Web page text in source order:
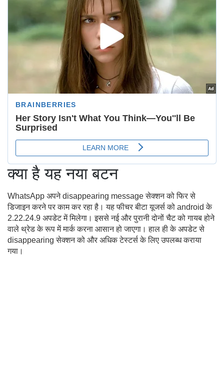
क्या है यह नया बटन
WhatsApp अपने disappearing message सेक्शन को फिर से
डिजाइन करने पर काम कर रहा है। यह फीचर बीटा यूजर्स को android के
2.22.24.9 अपडेट में मिलेगा। इससे नई और पुरानी दोनों चैट को गायब होने
वाले थ्रेड के रूप में मार्क करना आसान हो जाएगा। हाल ही के अपडेट से
disappearing सेक्शन को और अधिक टेस्टर्स के लिए उपलब्ध कराया
गया।